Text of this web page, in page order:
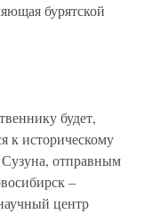
бурятской
будет,
к историческому
отправным
–
центр